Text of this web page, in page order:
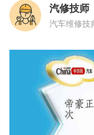
汽修技师
汽车维修技